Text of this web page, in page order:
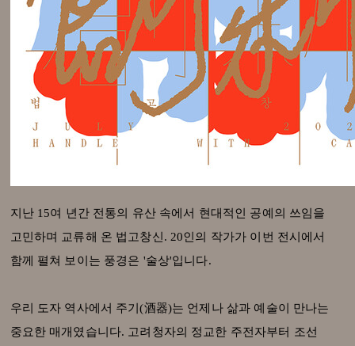
지난 15여 년간 전통의 유산 속에서 현대적인 공예의 쓰임을
고민하며 교류해 온 법고창신. 20인의 작가가 이번 전시에서
함께 펼쳐 보이는 풍경은 '술상'입니다.
우리 도자 역사에서 주기(酒器)는 언제나 삶과 예술이 만나는
중요한 매개였습니다. 고려청자의 정교한 주전자부터 조선